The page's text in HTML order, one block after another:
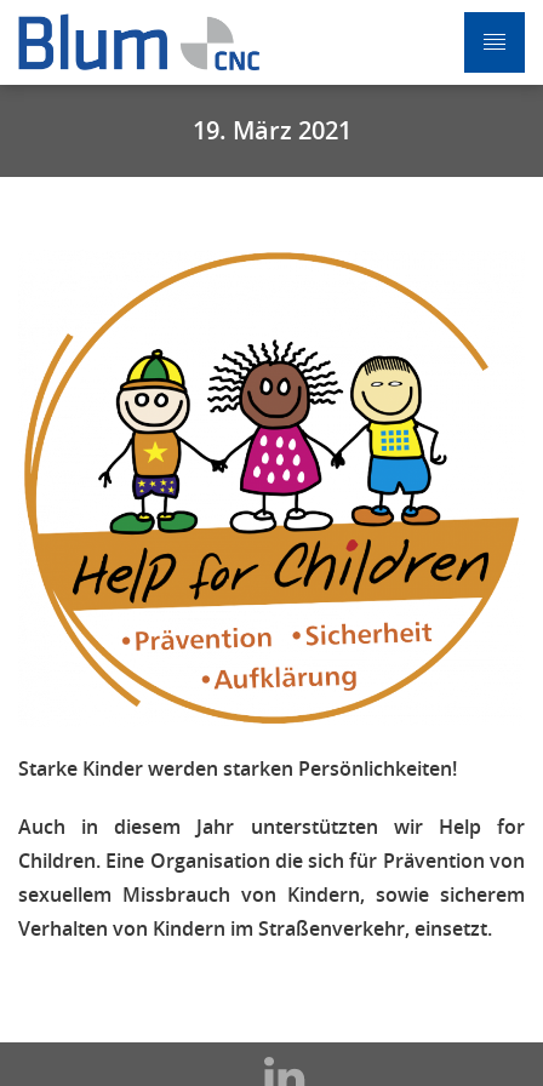
19. März 2021
Starke Kinder werden starken Persönlichkeiten!
Auch in diesem Jahr unterstützten wir Help for
Children. Eine Organisation die sich für Prävention von
sexuellem Missbrauch von Kindern, sowie sicherem
Verhalten von Kindern im Straßenverkehr, einsetzt.